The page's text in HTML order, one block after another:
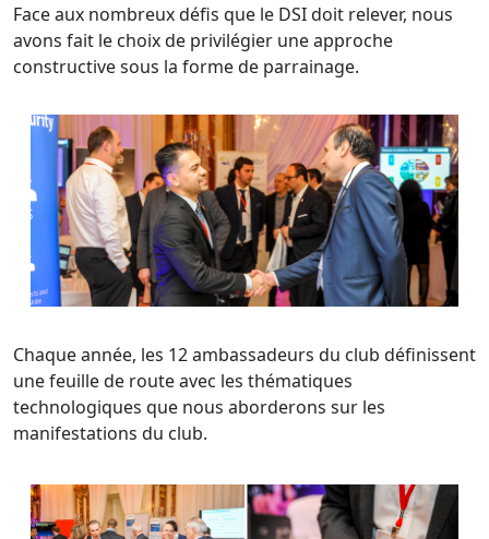
Face aux nombreux défis que le DSI doit relever, nous
avons fait le choix de privilégier une approche
constructive sous la forme de parrainage.
Chaque année, les 12 ambassadeurs du club définissent
une feuille de route avec les thématiques
technologiques que nous aborderons sur les
manifestations du club.